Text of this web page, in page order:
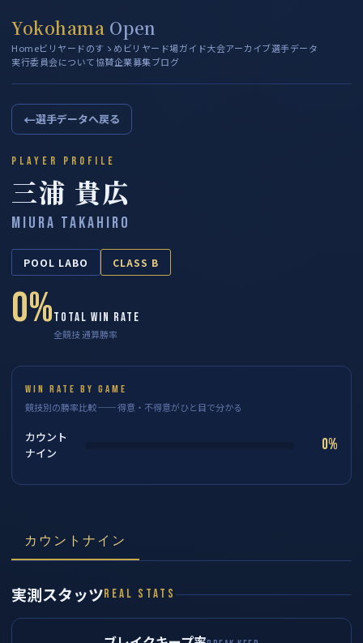
Yokohama Open
Homeビリヤードのすゝめ ビリヤード場ガイド大会アーカイブ選手データ
実行委員会について協賛企業募集ブログ
←選手データへ戻る
PLAYER PROFILE
三浦 貴広
MIURA TAKAHIRO
POOL LABO CLASS B
0%TOTAL WIN RATE
全競技 通算勝率
WIN RATE BY GAME
競技別の勝率比較 ── 得意・不得意がひと目で分かる
カウント
ナイン
0%
カウントナイン
実測スタッツREAL STATS